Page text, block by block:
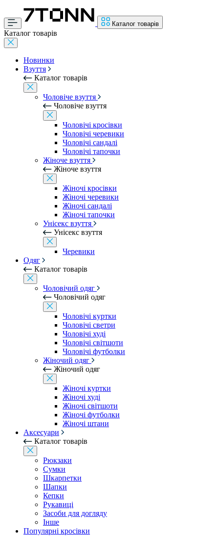
Каталог товарів
Каталог товарів
Новинки
Взуття
Каталог товарів
Чоловіче взуття
Чоловіче взуття
Чоловічі кросівки
Чоловічі черевики
Чоловічі сандалі
Чоловічі тапочки
Жіноче взуття
Жіноче взуття
Жіночі кросівки
Жіночі черевики
Жіночі сандалі
Жіночі тапочки
Унісекс взуття
Унісекс взуття
Черевики
Одяг
Каталог товарів
Чоловічий одяг
Чоловічий одяг
Чоловічі куртки
Чоловічі светри
Чоловічі худі
Чоловічі світшоти
Чоловічі футболки
Жіночий одяг
Жіночий одяг
Жіночі куртки
Жіночі худі
Жіночі світшоти
Жіночі футболки
Жіночі штани
Аксесуари
Каталог товарів
Рюкзаки
Сумки
Шкарпетки
Шапки
Кепки
Рукавиці
Засоби для догляду
Інше
Популярні кросівки